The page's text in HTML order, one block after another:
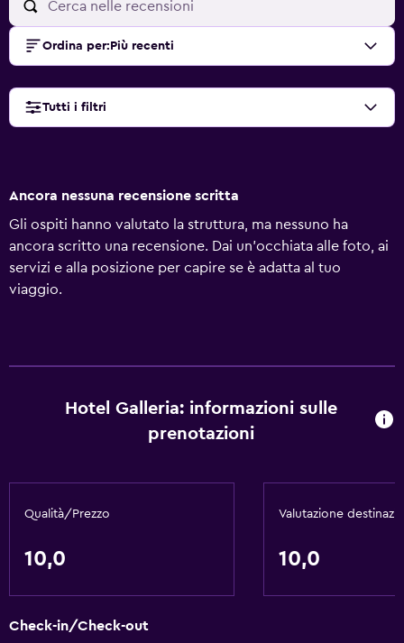
Ordina per: Più recenti
Tutti i filtri
Ancora nessuna recensione scritta
Gli ospiti hanno valutato la struttura, ma nessuno ha
ancora scritto una recensione. Dai un'occhiata alle foto, ai
servizi e alla posizione per capire se è adatta al tuo
viaggio.
Hotel Galleria: informazioni sulle
prenotazioni
Qualità/Prezzo
10,0
Valutazione
10,0
Check-in/Check-out